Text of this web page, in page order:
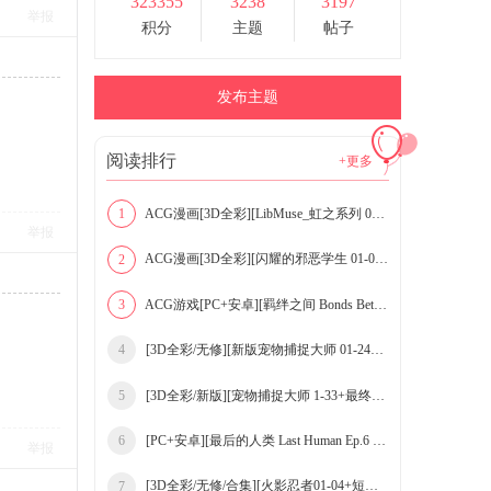
积分 主题 帖子
发布主题
阅读排行 +更多
1 ACG漫画[3D全彩][LibMuse_虹之系列 00-12 合集][14
2 ACG漫画[3D全彩][闪耀的邪恶学生 01-02 合集][211P
3 ACG游戏[PC+安卓][羁绊之间 Bonds Between v0.6 精
4 [3D全彩/无修][新版宠物捕捉大师 01-24+宠
5 [3D全彩/新版][宠物捕捉大师 1-33+最终版+
6 [PC+安卓][最后的人类 Last Human Ep.6 v0.
7 [3D全彩/无修/合集][火影忍者01-04+短篇-吹